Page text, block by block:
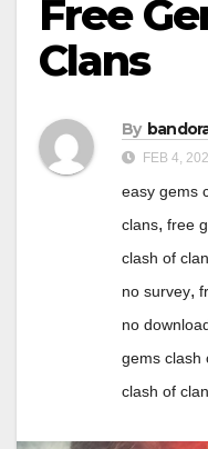
Free
Clans
By
FEB 4,
easy gems
clans, free
clash of
no survey,
no
gems clash
clash of